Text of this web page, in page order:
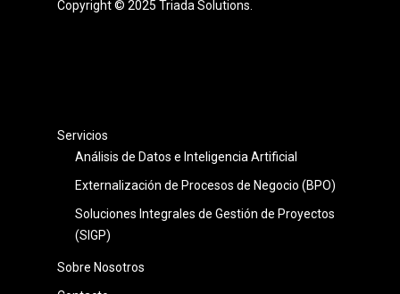
Copyright © 2025 Triada Solutions.
Servicios
Análisis de Datos e Inteligencia Artificial
Externalización de Procesos de Negocio (BPO)
Soluciones Integrales de Gestión de Proyectos
(SIGP)
Sobre Nosotros